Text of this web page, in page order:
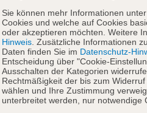
Sie können mehr Informationen
Cookies und welche auf Cookies
oder akzeptieren möchten. Weitere
Hinweis . Zusätzliche Informationen
Daten finden Sie im Datenschutz-
Entscheidung über "Cookie-
Ausschalten der Kategorien
Rechtmäßigkeit der bis zum
wählen und Ihre Zustimmung
unterbreitet werden, nur notwendige